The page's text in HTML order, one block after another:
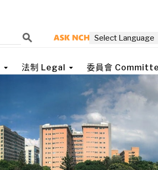
法制 Legal 委員會